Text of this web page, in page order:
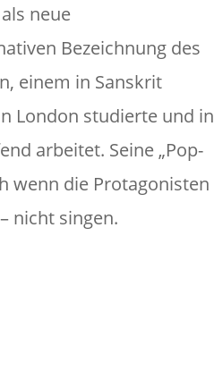
neue
Bezeichnung des
einem in Sanskrit
London studierte und in
arbeitet. Seine „Pop-
wenn die Protagonisten
nicht singen.